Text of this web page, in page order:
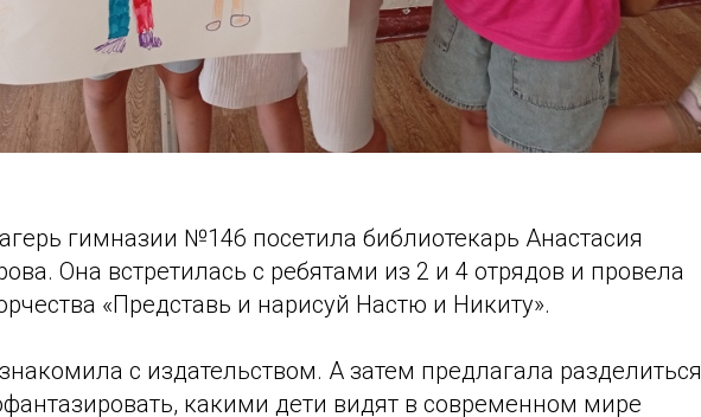
гимназии №146 посетила библиотекарь Анастасия
Она встретилась с ребятами из 2 и 4 отрядов и провела
«Представь и нарисуй Настю и Никиту».
с издательством. А затем предлагала разделиться
какими дети видят в современном мире